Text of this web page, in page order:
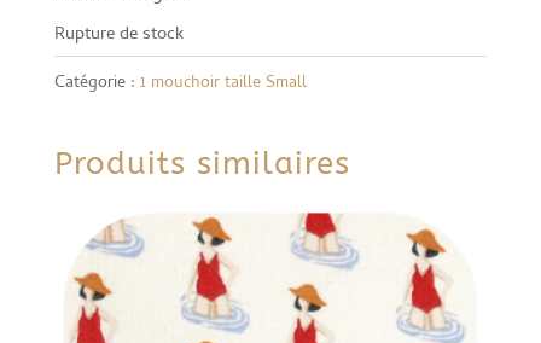
Rupture de stock
Catégorie : 1 mouchoir taille Small
Produits similaires